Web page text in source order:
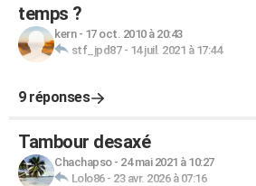
temps ?
kern- 17 oct. 2010 à 20:43
stf_jpd87- 14 juil. 2021 à 17:44
9 réponses
Tambour desaxé
Chachapso- 24 mai 2021 à 10:27
Lolo86- 23 avr. 2026 à 07:16